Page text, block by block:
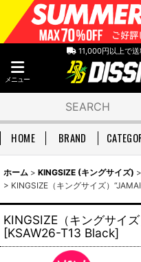
11,000円以上で送
メニュー
HOME BRAND
ホーム > KINGSIZE (キングサイズ) >
> KINGSIZE（キングサイズ）
KINGSIZE（キングサイ
[KSAW26-T13 Black]